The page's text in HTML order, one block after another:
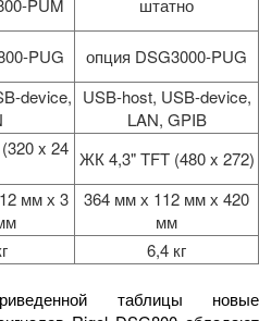
PUM
штатно
PUG опция DSG3000-PUG
device, USB-host, USB-device,
LAN, GPIB
x 24 ЖК 4,3" TFT (480 x 272)
мм х 3
364 мм х 112 мм х 420
мм
6,4 кг
таблицы новые